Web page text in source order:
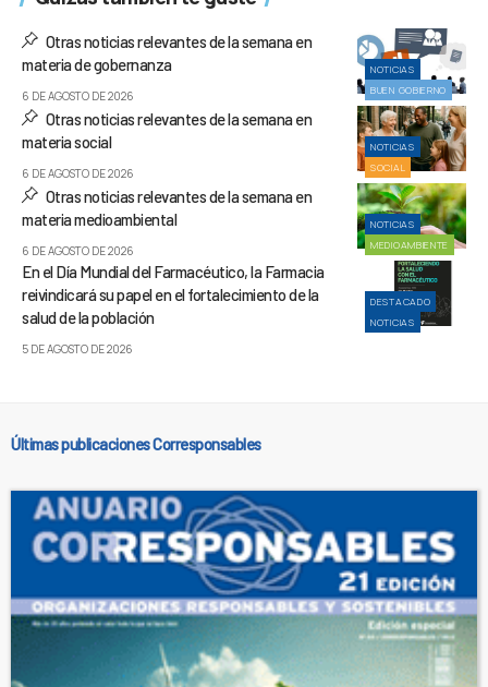
NOTICIAS
BUEN GOBIERNO
Otras noticias relevantes de la semana en
materia de gobernanza
6 DE AGOSTO DE 2026
NOTICIAS
SOCIAL
Otras noticias relevantes de la semana en
materia social
6 DE AGOSTO DE 2026
NOTICIAS
MEDIOAMBIENTE
Otras noticias relevantes de la semana en
materia medioambiental
6 DE AGOSTO DE 2026
DESTACADO
NOTICIAS
En el Día Mundial del Farmacéutico, la Farmacia
reivindicará su papel en el fortalecimiento de la
salud de la población
5 DE AGOSTO DE 2026
Últimas publicaciones Corresponsables